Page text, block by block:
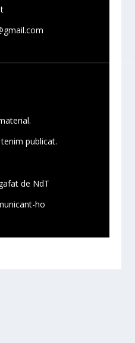
publicat.
de NdT
ho